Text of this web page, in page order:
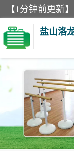
盐山洛
单双杠
400米障碍器材
300米障碍器材